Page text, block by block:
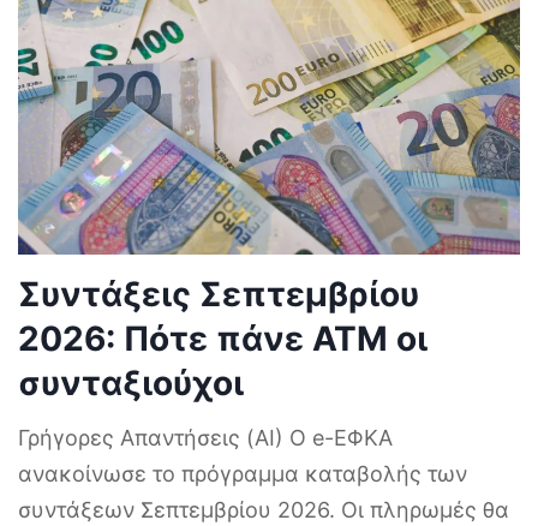
Συντάξεις Σεπτεμβρίου
2026: Πότε πάνε ΑΤΜ οι
συνταξιούχοι
Γρήγορες Απαντήσεις (AI) Ο e-ΕΦΚΑ
ανακοίνωσε το πρόγραμμα καταβολής των
συντάξεων Σεπτεμβρίου 2026. Οι πληρωμές θα